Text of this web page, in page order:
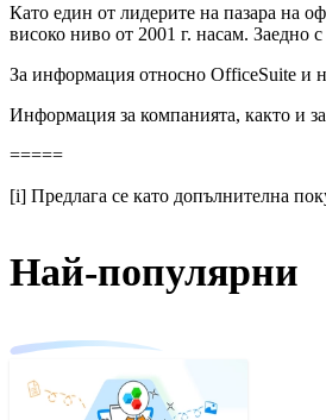
Като един от лидерите на пазара на
високо ниво от 2001 г. насам. Заедно
За информация относно OfficeSuite и
Информация за компанията, както и
=====
[i] Предлага се като допълнителна
Най-популярни